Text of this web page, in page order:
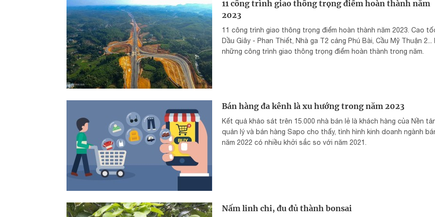
11 công trình giao thông trọng điểm hoàn thành năm
2023
11 công trình giao thông trọng điểm hoàn thành năm 2023. Cao
Dầu Giây - Phan Thiết, Nhà ga T2 cảng Phú Bài, Cầu Mỹ Thuận 2...
những công trình giao thông trọng điểm hoàn thành trong năm.
Bán hàng đa kênh là xu hướng trong năm 2023
Kết quả khảo sát trên 15.000 nhà bán lẻ là khách hàng của Nền
quản lý và bán hàng Sapo cho thấy, tình hình kinh doanh ngành
năm 2022 có nhiều khởi sắc so với năm 2021.
Nấm linh chi, đu đủ thành bonsai